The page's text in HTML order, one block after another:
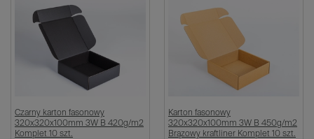
Czarny karton fasonowy
320x320x100mm 3W B 420g/m2
Komplet 10 szt.
Karton fasonowy
320x320x100mm 3W B 450g/m2
Brązowy kraftliner Komplet 10 szt.